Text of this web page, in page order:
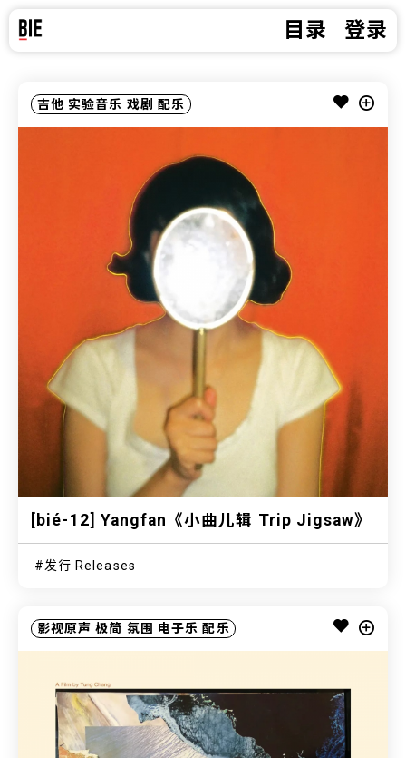
目录 登录
吉他 实验音乐 戏剧 配乐
[bié-12] Yangfan《小曲儿辑 Trip Jigsaw》
发行 Releases
影视原声 极简 氛围 电子乐 配乐